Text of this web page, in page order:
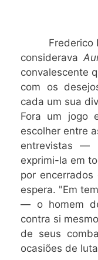
Frederico
considerava
convalescente
com os
cada um sua
Fora um jogo
escolher entre
entrevistas —
exprimi-la em
por
espera. "Em
— o homem
contra si
de seus
ocasiões de